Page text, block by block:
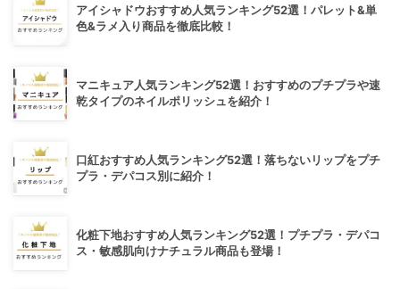
アイシャドウおすすめ人気ランキング52選！パレット&単
色&ラメ入り商品を徹底比較！
マニキュア人気ランキング52選！おすすめのプチプラや速
乾タイプのネイルポリッシュを紹介！
口紅おすすめ人気ランキング52選！落ちないリップをプチ
プラ・デパコス別に紹介！
化粧下地おすすめ人気ランキング52選！プチプラ・デパコ
ス・敏感肌向けナチュラル商品も登場！